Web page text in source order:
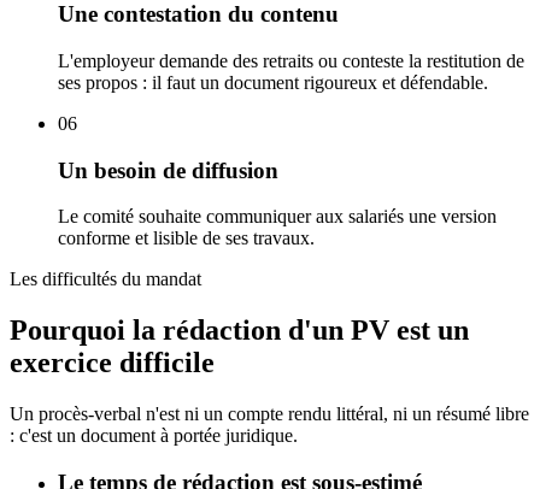
Une contestation du contenu
L'employeur demande des retraits ou conteste la restitution de
ses propos : il faut un document rigoureux et défendable.
06
Un besoin de diffusion
Le comité souhaite communiquer aux salariés une version
conforme et lisible de ses travaux.
Les difficultés du mandat
Pourquoi la rédaction d'un PV est un
exercice difficile
Un procès-verbal n'est ni un compte rendu littéral, ni un résumé libre
: c'est un document à portée juridique.
Le temps de rédaction est sous-estimé